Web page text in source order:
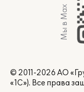
Мы в Max
© 2011-2026 АО
«1С»). Все права